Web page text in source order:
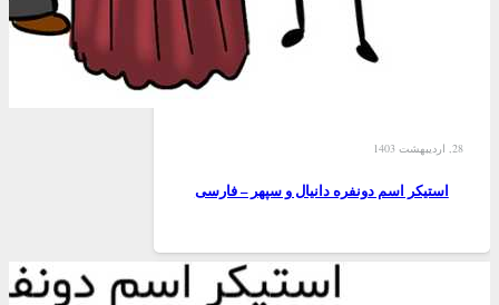
28, اردیبهشت 1403
استیکر اسم دونفره دانیال و سپهر – فارسی